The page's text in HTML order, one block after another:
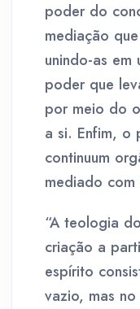
poder do
mediação
unindo-as
poder que
por meio do
a si. Enfim, o
continuum
mediado com
“A teologia
criação a
espírito
vazio, mas